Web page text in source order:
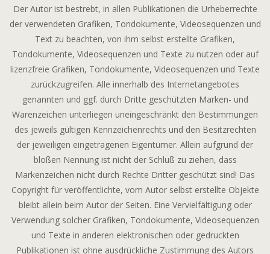
Der Autor ist bestrebt, in allen Publikationen die Urheberrechte
der verwendeten Grafiken, Tondokumente, Videosequenzen und
Text zu beachten, von ihm selbst erstellte Grafiken,
Tondokumente, Videosequenzen und Texte zu nutzen oder auf
lizenzfreie Grafiken, Tondokumente, Videosequenzen und Texte
zurückzugreifen. Alle innerhalb des Internetangebotes
genannten und ggf. durch Dritte geschützten Marken- und
Warenzeichen unterliegen uneingeschränkt den Bestimmungen
des jeweils gültigen Kennzeichenrechts und den Besitzrechten
der jeweiligen eingetragenen Eigentümer. Allein aufgrund der
bloßen Nennung ist nicht der Schluß zu ziehen, dass
Markenzeichen nicht durch Rechte Dritter geschützt sind! Das
Copyright für veröffentlichte, vom Autor selbst erstellte Objekte
bleibt allein beim Autor der Seiten. Eine Vervielfältigung oder
Verwendung solcher Grafiken, Tondokumente, Videosequenzen
und Texte in anderen elektronischen oder gedruckten
Publikationen ist ohne ausdrückliche Zustimmung des Autors